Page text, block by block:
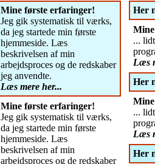
Mine første erfaringer!
Jeg gik systematisk til værks,
da jeg startede min første
hjemmeside. Læs
beskrivelsen af min
arbejdsproces og de redskaber
jeg anvendte.
Læs mere her...
Mine første erfaringer!
Jeg gik systematisk til værks,
da jeg startede min første
hjemmeside. Læs
beskrivelsen af min
arbejdsproces og de redskaber
Her
...
Læs
Her
...
Læs
Her